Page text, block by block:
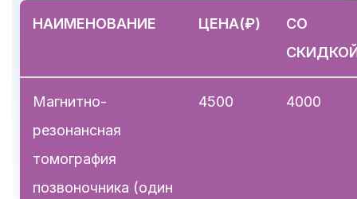
НАИМЕНОВАНИЕ ЦЕНА(₽)
СО
Магнитно-
резонансная
томография
позвоночника (один
4500 4000